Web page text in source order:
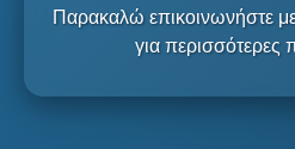
Παρακαλώ επικοινωνήστε
για περισσότερες